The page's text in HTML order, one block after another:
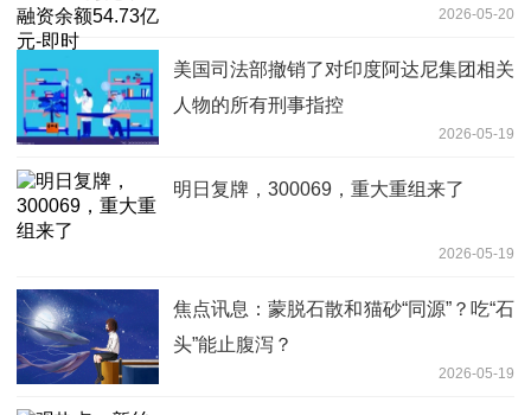
2026-05-20
美国司法部撤销了对印度阿达尼集团相关
人物的所有刑事指控
2026-05-19
明日复牌，300069，重大重组来了
2026-05-19
焦点讯息：蒙脱石散和猫砂“同源”？吃“石
头”能止腹泻？
2026-05-19